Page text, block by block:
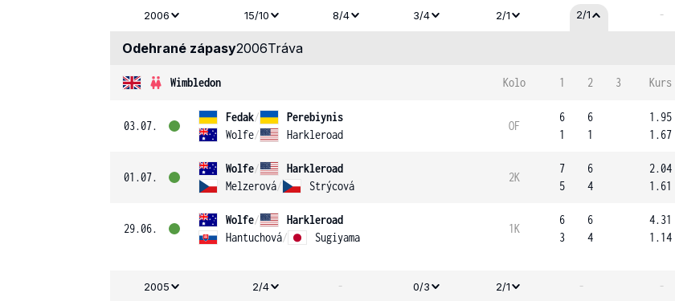
2006 15/10 8/4 3/4 2/1 2/1 -
Odehrané zápasy2006Tráva
Wimbledon Kolo 1 2 3 Kurs
03.07.
Fedak/
Perebiynis
Wolfe/ Harkleroad
OF
6
1
6
1
1.95
1.67
01.07.
Wolfe/
Harkleroad
Melzerová/ Strýcová
2K
7
5
6
4
2.04
1.61
29.06.
Wolfe/
Harkleroad
Hantuchová/ Sugiyama
1K
6
3
6
4
4.31
1.14
2005 2/4 - 0/3 2/1 - -